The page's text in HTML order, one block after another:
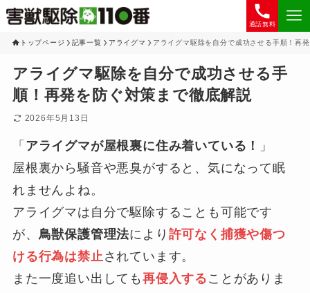
通話無料
トップページ 記事一覧 アライグマ アライグマ駆除を自分で成功させる手順！再
アライグマ駆除を自分で成功させる手
順！再発を防ぐ対策まで徹底解説
2026年5月13日
「 アライグマが屋根裏に住み着いている！
」
屋根裏から騒音や悪臭がすると、気になって眠
れませんよね。
アライグマは自分で駆除することも可能です
が、 鳥獣保護管理法により 許可なく捕獲や傷つ
ける行為は禁止されています。
また一度追い出しても 再侵入する ことがありま